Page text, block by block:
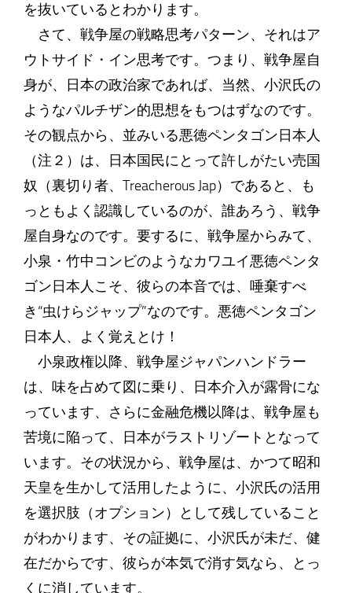
を抜いているとわかります。
さて、戦争屋の戦略思考パターン、それはア
ウトサイド・イン思考です。つまり、戦争屋自
身が、日本の政治家であれば、当然、小沢氏の
ようなパルチザン的思想をもつはずなのです。
その観点から、並みいる悪徳ペンタゴン日本人
（注２）は、日本国民にとって許しがたい売国
奴（裏切り者、Treacherous Jap）であると、も
っともよく認識しているのが、誰あろう、戦争
屋自身なのです。要するに、戦争屋からみて、
小泉・竹中コンビのようなカワユイ悪徳ペンタ
ゴン日本人こそ、彼らの本音では、唾棄すべ
き“虫けらジャップ”なのです。悪徳ペンタゴン
日本人、よく覚えとけ！
小泉政権以降、戦争屋ジャパンハンドラー
は、味を占めて図に乗り、日本介入が露骨にな
っています、さらに金融危機以降は、戦争屋も
苦境に陥って、日本がラストリゾートとなって
います。その状況から、戦争屋は、かつて昭和
天皇を生かして活用したように、小沢氏の活用
を選択肢（オプション）として残していること
がわかります、その証拠に、小沢氏が未だ、健
在だからです、彼らが本気で消す気なら、とっ
くに消しています。